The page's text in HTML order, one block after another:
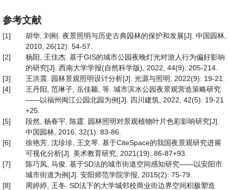
参考文献
[1]
胡华, 刘刚. 夜景照明与历史古典园林的保护和发展[J]. 中国园林,
2010, 26(12): 54-57.
[2]
杨阳, 王佳杰. 基于GIS的城市公园夜晚灯光对游人行为偏好影响
的研究[J]. 西南大学学报(自然科学版), 2022, 44(9): 205-214.
[3]
王洪震. 园林景观照明设计分析[J]. 光源与照明, 2022(9): 19-21.
[4]
王丹阳, 范琳子, 岳佳颖, 等. 城市滨水公园夜景观营造策略研究
——以福州闽江公园北园为例[J]. 四川建筑, 2022, 42(5): 19-21
+25.
[5]
段然, 杨春宇, 陈霆. 园林照明对景观植物叶片色彩影响研究[J].
中国园林, 2016, 32(1): 83-86.
[6]
徐艳芳, 沈珍珍, 王文琴. 基于CiteSpace的我国夜景观研究进展
可视化分析[J]. 美术教育研究, 2021(19): 86-87+93.
[7]
陈巧凤, 马俊. 基于SD法的城市街道空间感知研究——以安阳市
城市街道为例[J]. 安阳师范学院学报, 2015(2): 75-79.
[8]
周婷婷, 王冬. SD法下的大学城邻校商业街边界空间积极塑造